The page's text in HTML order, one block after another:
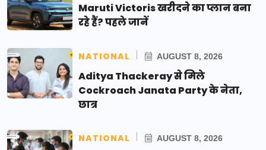
Maruti Victoris खरीदने का प्लान बना
रहे हैं? पहले जानें
NATIONAL AUGUST 8, 2026
Aditya Thackeray से मिले
Cockroach Janata Party के नेता,
छात्र
NATIONAL AUGUST 8, 2026